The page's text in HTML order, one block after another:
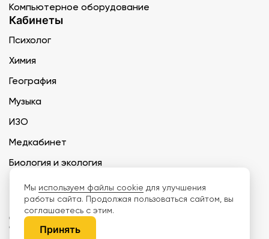
Компьютерное оборудование
Кабинеты
Психолог
Химия
География
Музыка
ИЗО
Медкабинет
Биология и экология
Технология
ООО «Дети наше будущее» ИНН 6671165273 ОГРН 1216600030250 КПП
667101001 БИК 046577674
Мы используем файлы cookie для улучшения
работы сайта. Продолжая пользоваться сайтом, вы
соглашаетесь с этим.
Принять